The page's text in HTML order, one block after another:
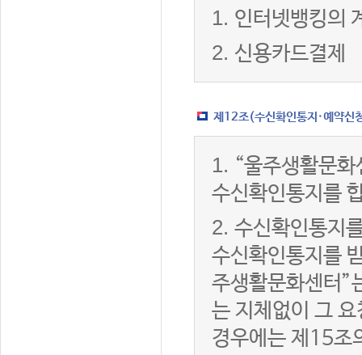
1. 인터넷뱅킹의
2. 신용카드결제
제12조(수신확인통지·예약신
1. “울주생활문
수신확인통지를
2. 수신확인통지
수신확인통지를
주생활문화센터”
는 지체없이 그
경우에는 제15조